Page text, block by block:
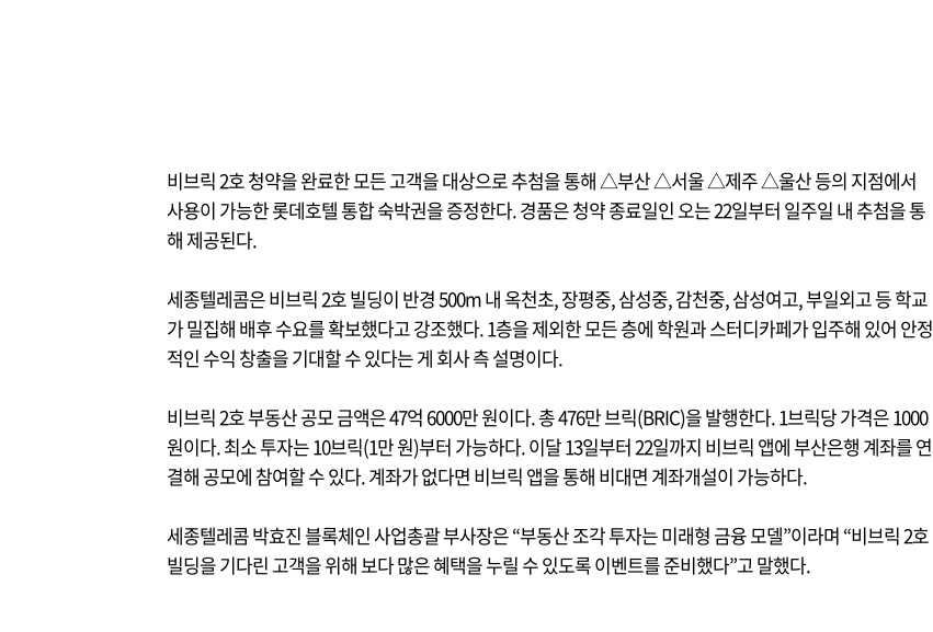
비브릭 2호 청약을 완료한 모든 고객을 대상으로 추첨을 통해 △부산 △서울 △제주 △울산 등의 지점에서
사용이 가능한 롯데호텔 통합 숙박권을 증정한다. 경품은 청약 종료일인 오는 22일부터 일주일 내 추첨을 통
해 제공된다.
세종텔레콤은 비브릭 2호 빌딩이 반경 500m 내 옥천초, 장평중, 삼성중, 감천중, 삼성여고, 부일외고 등 학교
가 밀집해 배후 수요를 확보했다고 강조했다. 1층을 제외한 모든 층에 학원과 스터디카페가 입주해 있어 안정
적인 수익 창출을 기대할 수 있다는 게 회사 측 설명이다.
비브릭 2호 부동산 공모 금액은 47억 6000만 원이다. 총 476만 브릭(BRIC)을 발행한다. 1브릭당 가격은 1000
원이다. 최소 투자는 10브릭(1만 원)부터 가능하다. 이달 13일부터 22일까지 비브릭 앱에 부산은행 계좌를 연
결해 공모에 참여할 수 있다. 계좌가 없다면 비브릭 앱을 통해 비대면 계좌개설이 가능하다.
세종텔레콤 박효진 블록체인 사업총괄 부사장은 “부동산 조각 투자는 미래형 금융 모델”이라며 “비브릭 2호
빌딩을 기다린 고객을 위해 보다 많은 혜택을 누릴 수 있도록 이벤트를 준비했다”고 말했다.